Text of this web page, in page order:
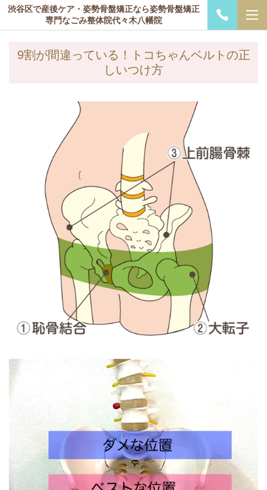
渋谷区で産後ケア・姿勢骨盤矯正なら姿勢骨盤矯正
専門なごみ整体院代々木八幡院
9割が間違っている！トコちゃんベルトの正
しいつけ方